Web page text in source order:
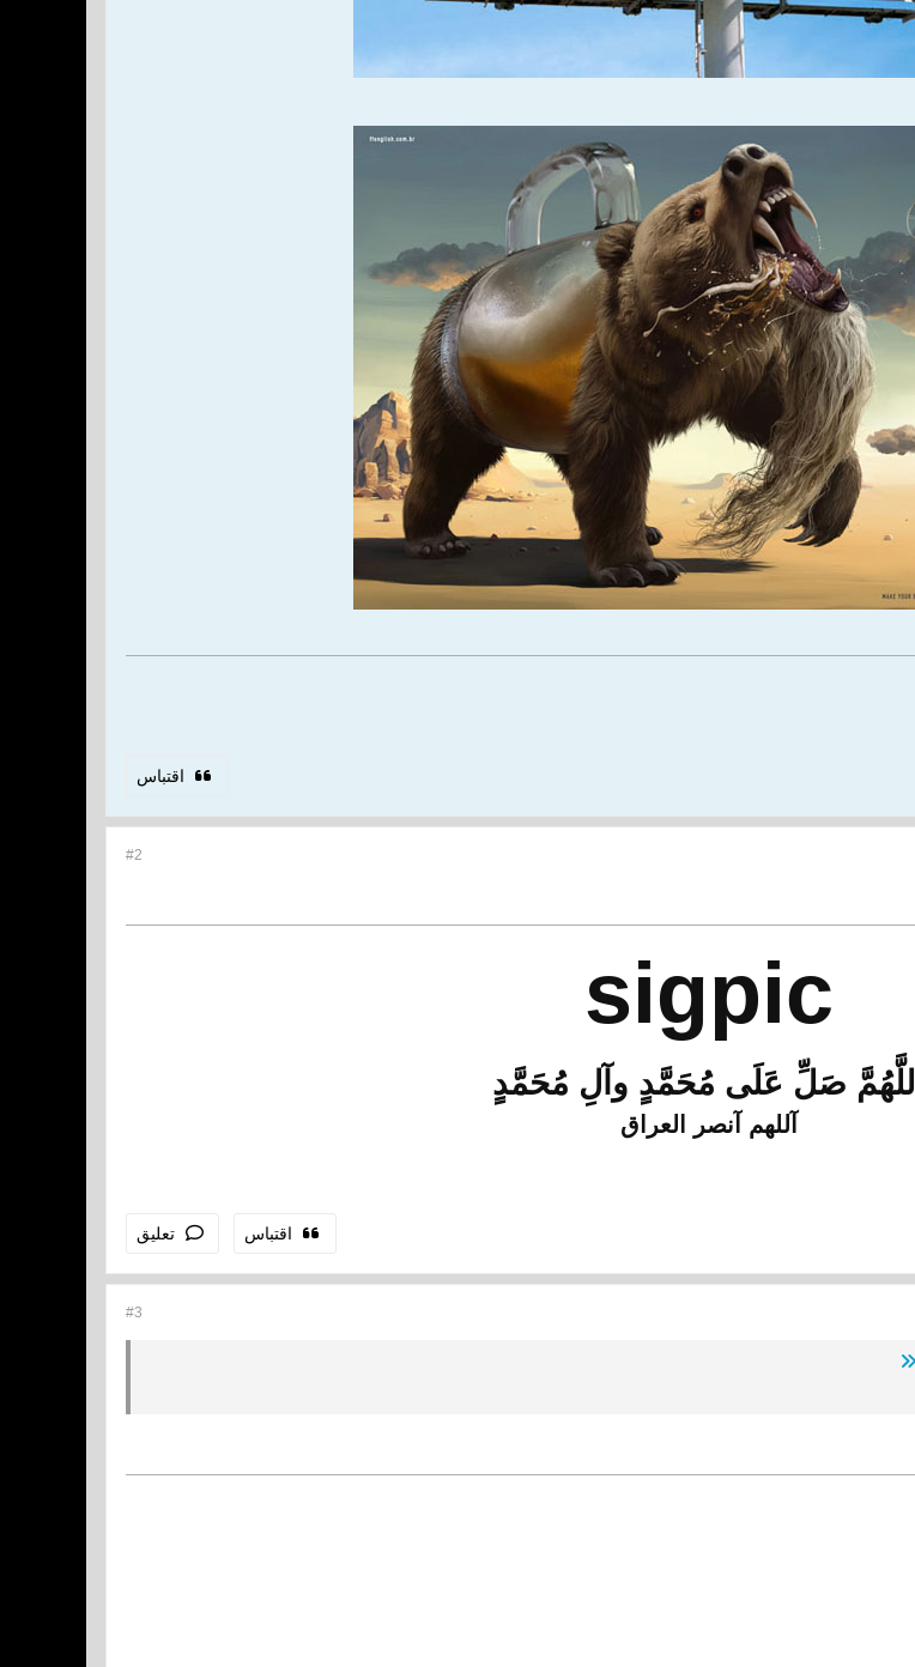
اقتباس
#2
sigpic
اللَّهُمَّ صَلِّ عَلَى مُحَمَّدٍ وآلِ مُحَمَّدٍ
آللهم آنصر العراق
اقتباس تعليق
#3